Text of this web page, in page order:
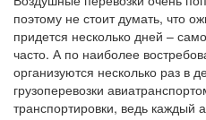
поэтому не стоит думать, что
придется несколько дней –
часто. А по наиболее
организуются несколько раз в
грузоперевозки
транспортировки, ведь каждый